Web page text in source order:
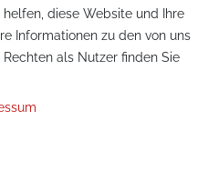
diese Website und Ihre
Informationen zu den von uns
als Nutzer finden Sie